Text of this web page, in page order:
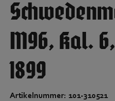
M96, Kal.
1899
Artikelnummer: 101-310521